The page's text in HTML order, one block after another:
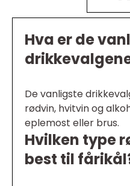
Hva er de
De vanligste
rødvin, hvitvin og
eplemost eller brus.
Hvilken type
best til